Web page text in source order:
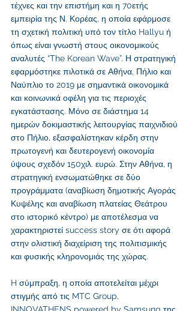
τέχνες και την επιστήμη και η 70ετής
εμπειρία της Ν. Κορέας, η οποία εφάρμοσε
τη σχετική πολιτική υπό τον τίτλο Hallyu ή
όπως είναι γνωστή στους οικονομικούς
αναλυτές “The Korean Wave”. Η στρατηγική
εφαρμόστηκε πιλοτικά σε Αθήνα, Πήλιο και
Ναύπλιο το 2019 με σημαντικά οικονομικά
και κοινωνικά οφέλη για τις περιοχές
εγκατάστασης. Μόνο σε διάστημα 14
ημερών δοκιμαστικής λειτουργίας παιχνιδιού
στο Πήλιο, εξασφαλίστηκαν κέρδη στην
πρωτογενή και δευτερογενή οικονομία
ύψους σχεδόν 150χιλ. ευρώ. Στην Αθήνα, η
στρατηγική ενσωματώθηκε σε δύο
προγράμματα (αναβίωση δημοτικής Αγοράς
Κυψέλης και αναβίωση πλατείας Θεάτρου
στο ιστορικό κέντρο) με αποτέλεσμα να
χαρακτηριστεί success story σε ότι αφορά
στην ολιστική διαχείριση της πολιτισμικής
και φυσικής κληρονομιάς της χώρας.
H σύμπραξη, η οποία αποτελείται μέχρι
στιγμής από τις MTC Group,